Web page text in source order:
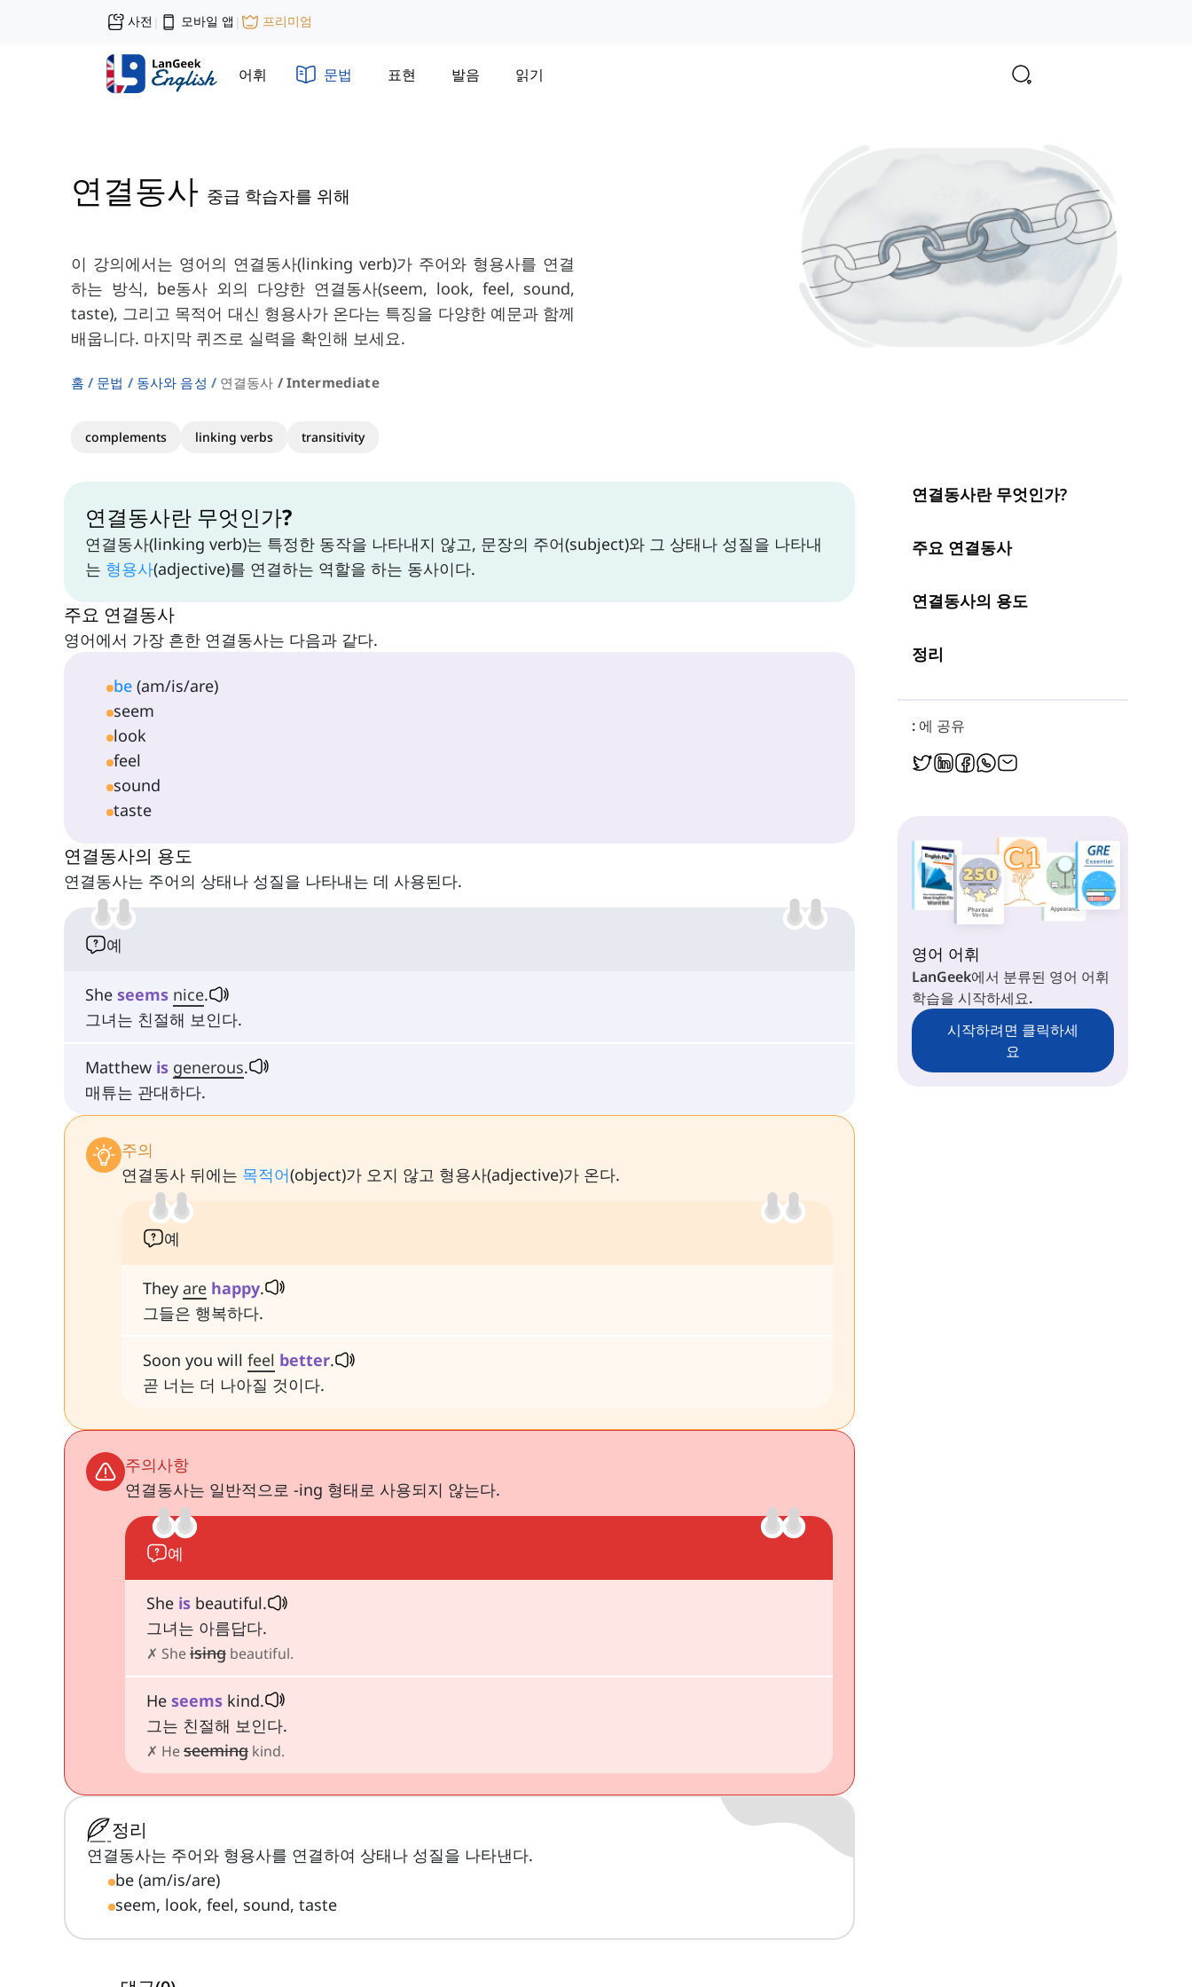
사전 | 모바일 앱 | 프리미엄
어휘 문법 표현 발음 읽기
연결동사 중급 학습자를 위해
이 강의에서는 영어의 연결동사(linking verb)가 주어와 형용사를 연결
하는 방식, be동사 외의 다양한 연결동사(seem, look, feel, sound,
taste), 그리고 목적어 대신 형용사가 온다는 특징을 다양한 예문과 함께
배웁니다. 마지막 퀴즈로 실력을 확인해 보세요.
홈 문법 동사와 음성 연결동사 / Intermediate
complements linking verbs transitivity
연결동사란 무엇인가?
연결동사(linking verb)는 특정한 동작을 나타내지 않고, 문장의 주어(subject)와 그 상태나 성질을 나타내
는 형용사(adjective)를 연결하는 역할을 하는 동사이다.
주요 연결동사
영어에서 가장 흔한 연결동사는 다음과 같다.
be (am/is/are)
seem
look
feel
sound
taste
연결동사의 용도
연결동사는 주어의 상태나 성질을 나타내는 데 사용된다.
예
She seems nice.
그녀는 친절해 보인다.
Matthew is generous.
매튜는 관대하다.
주의
연결동사 뒤에는 목적어(object)가 오지 않고 형용사(adjective)가 온다.
예
They are happy.
그들은 행복하다.
Soon you will feel better.
곧 너는 더 나아질 것이다.
주의사항
연결동사는 일반적으로 -ing 형태로 사용되지 않는다.
예
She is beautiful.
그녀는 아름답다.
✗ Sheising beautiful.
He seems kind.
그는 친절해 보인다.
✗ Heseeming kind.
정리
연결동사는 주어와 형용사를 연결하여 상태나 성질을 나타낸다.
be (am/is/are)
seem, look, feel, sound, taste
연결동사란 무엇인가?
주요 연결동사
연결동사의 용도
정리
: 에 공유
영어 어휘
LanGeek에서 분류된 영어 어휘
학습을 시작하세요.
시작하려면 클릭하세
요